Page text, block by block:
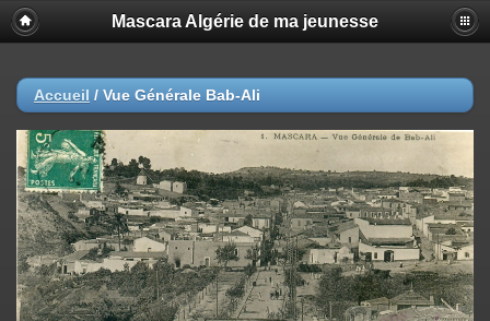
Mascara Algérie de ma jeunesse
Accueil / Vue Générale Bab-Ali